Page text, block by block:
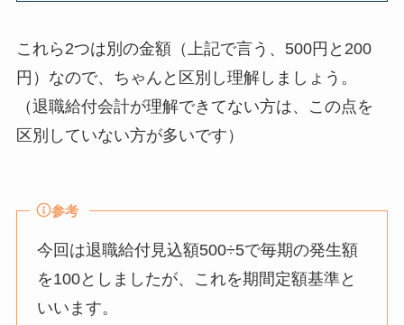
これら2つは別の金額（上記で言う、500円と200
円）なので、ちゃんと区別し理解しましょう。
（退職給付会計が理解できてない方は、この点を
区別していない方が多いです）
参考
今回は退職給付見込額500÷5で毎期の発生額
を100としましたが、これを期間定額基準と
いいます。